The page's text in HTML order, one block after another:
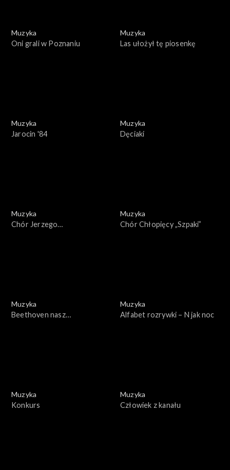
Muzyka
Oni grali w Poznaniu
Muzyka
Las ułożył tę piosenkę
Muzyka
Jarocin '84
Muzyka
Dęciaki
Muzyka
Chór Jerzego
Muzyka
Chór Chłopięcy „Szpaki”
Muzyka
Beethoven nasz
Muzyka
Alfabet rozrywki – N jak noc
Muzyka
Konkurs
Muzyka
Człowiek z kanału